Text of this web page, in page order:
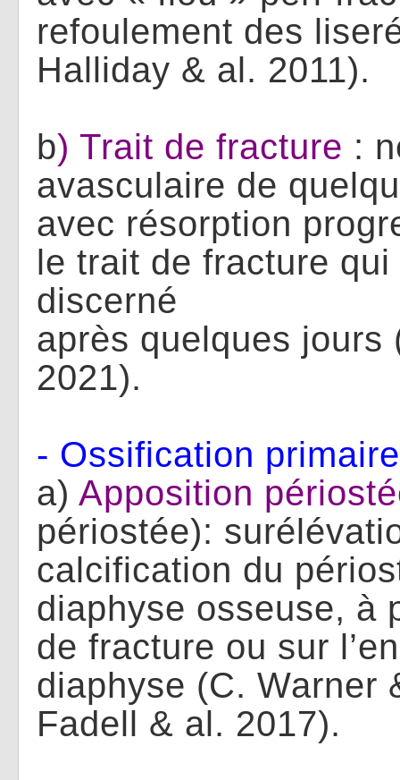
refoulement des
Halliday & al. 2011).
b) Trait de fracture :
avasculaire de
avec résorption
le trait de fracture
discerné
après quelques jours
2021).
- Ossification primaire
a) Apposition
périostée):
calcification du
diaphyse osseuse, à
de fracture ou sur
diaphyse (C. Warner
Fadell & al. 2017).